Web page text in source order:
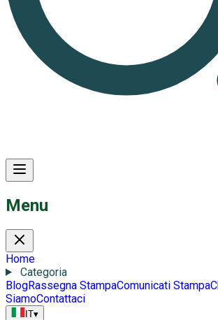
Menu
Home
Categoria
BlogRassegna StampaComunicati Stampa
SiamoContattaci
IT▾